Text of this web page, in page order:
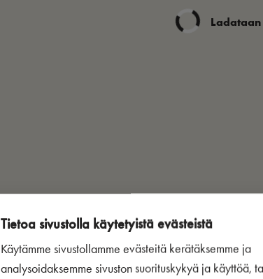
Tietoa sivustolla käytetyistä evästeistä
Käytämme sivustollamme evästeitä kerätäksemme ja
analysoidaksemme sivuston suorituskykyä ja käyttöä,
Ladataan